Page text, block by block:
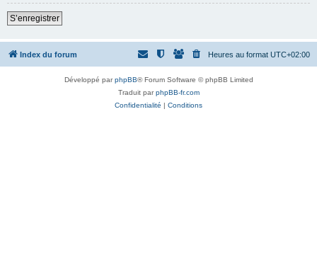
S’enregistrer
Index du forum Heures au format UTC+02:00
Développé parphpBB® Forum Software © phpBB Limited
Traduit parphpBB-fr.com
Confidentialité | Conditions